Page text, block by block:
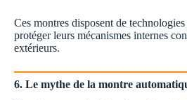
Ces montres disposent de
protéger leurs mécanismes internes
extérieurs.
6. Le mythe de la montre